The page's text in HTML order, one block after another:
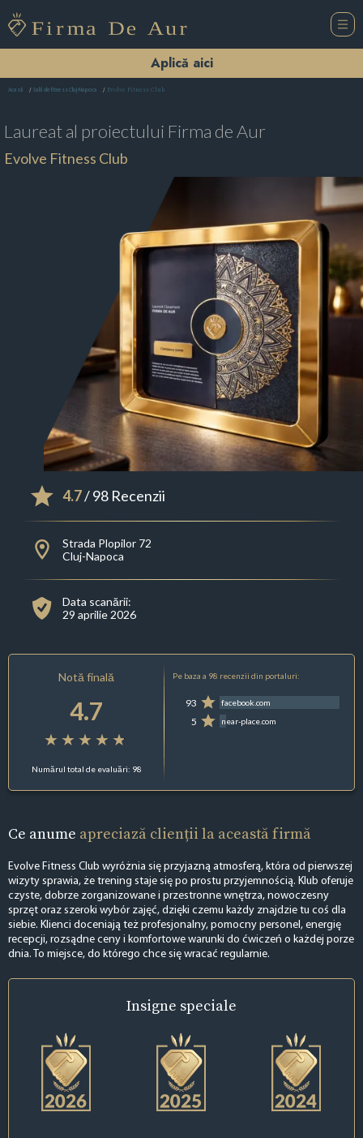
Aplică aici
Acasă Sală de fitness Cluj-Napoca Evolve Fitness Club
Laureat al proiectului Firma de Aur
Evolve Fitness Club
4.7/ 98 Recenzii
Strada Plopilor 72
Cluj-Napoca
Data scanării:
29 aprilie 2026
Notă finală
4.7
Numărul total de evaluări: 98
Pe baza a 98 recenzii din portaluri:
93 facebook.com
5 near-place.com
Ce anume apreciază clienții la această firmă
Evolve Fitness Club wyróżnia się przyjazną atmosferą, która od pierwszej
wizyty sprawia, że trening staje się po prostu przyjemnością. Klub oferuje
czyste, dobrze zorganizowane i przestronne wnętrza, nowoczesny
sprzęt oraz szeroki wybór zajęć, dzięki czemu każdy znajdzie tu coś dla
siebie. Klienci doceniają też profesjonalny, pomocny personel, energię
recepcji, rozsądne ceny i komfortowe warunki do ćwiczeń o każdej porze
dnia. To miejsce, do którego chce się wracać regularnie.
Insigne speciale